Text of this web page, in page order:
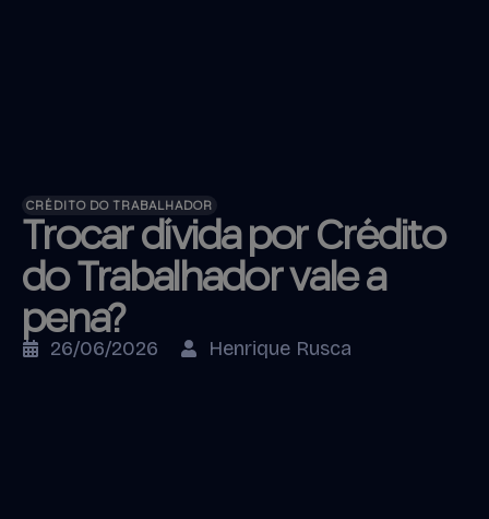
CRÉDITO DO TRABALHADOR
Trocar dívida por Crédito
do Trabalhador vale a
pena?
26/06/2026 Henrique Rusca